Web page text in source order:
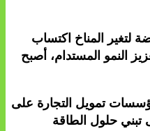
لتغير المناخ اكتساب
النمو المستدام، أصبح
تمويل التجارة على
تبني حلول الطاقة